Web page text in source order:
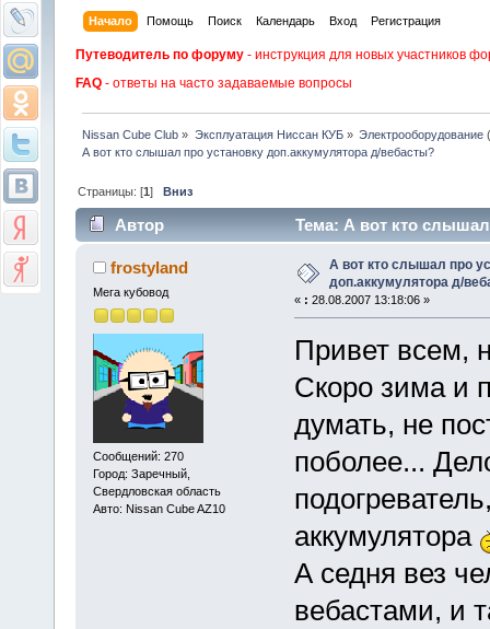
Начало Помощь Поиск Календарь Вход Регистрация
Путеводитель по форуму - инструкция для новых участников
FAQ - ответы на часто задаваемые вопросы
Nissan Cube Club » Эксплуатация Ниссан КУБ» Электрооборудование
А вот кто слышал про установку доп.аккумулятора д/вебасты?
Страницы: [1]Вниз
Автор
Тема: А вот кто
5608 раз)
frostyland
Мега кубовод
Сообщений: 270
Город: Заречный,
Свердловская область
Авто: Nissan Cube AZ10
А вот кто слышал про
доп.аккумулятора д/
« : 28.08.2007 13:18:06 »
Привет всем,
Скоро зима и
думать, не
поболее...
аккумулятора
А седня вез
вебастами, и